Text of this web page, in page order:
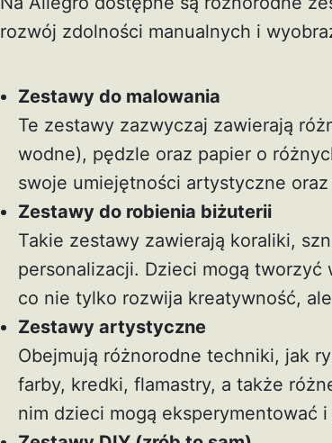
rozwój zdolności manualnych i
Zestawy do malowania
Te zestawy zazwyczaj zawierają
wodne), pędzle oraz papier o
swoje umiejętności artystyczne
Zestawy do robienia biżuterii
Takie zestawy zawierają koraliki,
personalizacji. Dzieci mogą tworzyć
co nie tylko rozwija kreatywność,
Zestawy artystyczne
Obejmują różnorodne techniki, jak
farby, kredki, flamastry, a także
nim dzieci mogą eksperymentować